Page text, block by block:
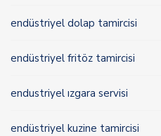
endüstriyel dolap tamircisi
endüstriyel fritöz tamircisi
endustriyel ızgara servisi
endüstriyel kuzine tamircisi